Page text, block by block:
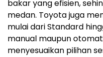
bakar yang efisien,
medan. Toyota juga
mulai dari Standard
manual maupun
menyesuaikan pilihan